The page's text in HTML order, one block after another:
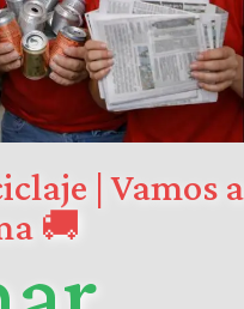
| Vamos a
🚚